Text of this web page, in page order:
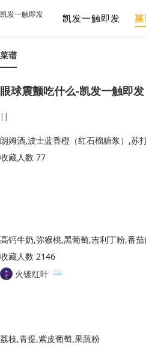
凯发一触即发 凯发一触即发 菜
菜谱
眼球震颤吃什么-凯发一触即发
||
朗姆酒,波士蓝香橙（红石榴糖浆）,苏
收藏人数 77
高钙牛奶,弥猴桃,黑葡萄,吉利丁粉,番
收藏人数 2146
火镀红叶
荔枝,青提,紫皮葡萄,果蔬粉